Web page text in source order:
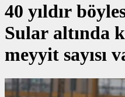
40 yıldır
Sular altında
meyyit sayısı